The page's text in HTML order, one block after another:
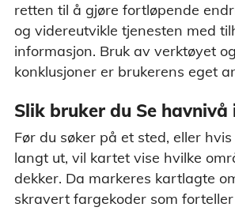
retten til å gjøre fortløpende
og videreutvikle tjenesten med
informasjon. Bruk av verktøyet
konklusjoner er brukerens eget
Slik bruker du Se
Før du søker på et sted, eller
langt ut, vil kartet vise hvilke
dekker. Da markeres kartlagte
skravert fargekoder som